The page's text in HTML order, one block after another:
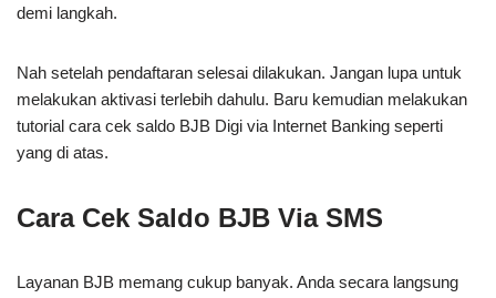
demi langkah.
Nah setelah pendaftaran selesai dilakukan. Jangan lupa untuk
melakukan aktivasi terlebih dahulu. Baru kemudian melakukan
tutorial cara cek saldo BJB Digi via Internet Banking seperti
yang di atas.
Cara Cek Saldo BJB Via SMS
Layanan BJB memang cukup banyak. Anda secara langsung